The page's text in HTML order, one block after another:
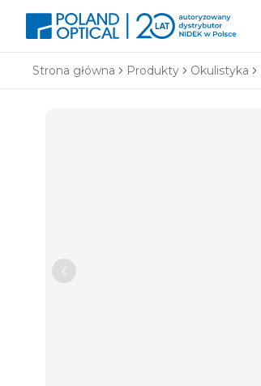
Strona główna Produkty Okulistyka